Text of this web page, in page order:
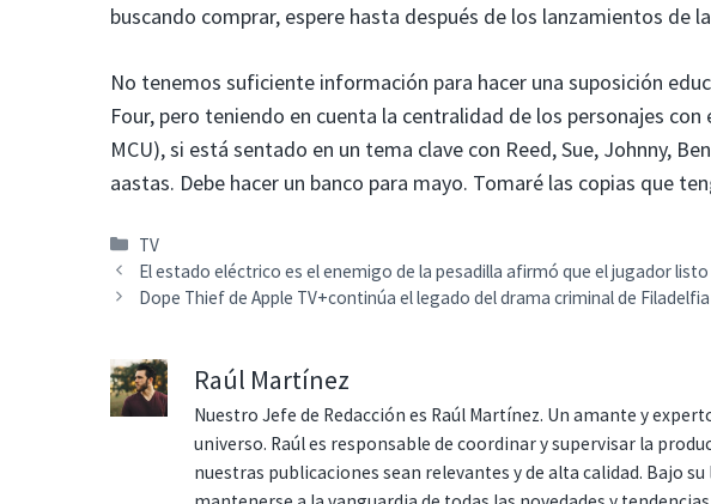
buscando comprar, espere hasta después de los lanzamientos de
No tenemos suficiente información para hacer una suposición
Four, pero teniendo en cuenta la centralidad de los personajes
MCU), si está sentado en un tema clave con Reed, Sue, Johnny,
aastas. Debe hacer un banco para mayo. Tomaré las copias que
Categorías
TV
El estado eléctrico es el enemigo de la pesadilla afirmó que el jugador
Dope Thief de Apple TV+continúa el legado del drama criminal de Filadelfia
Raúl Martínez
Nuestro Jefe de Redacción es Raúl Martínez. Un amante y
universo. Raúl es responsable de coordinar y supervisar la
nuestras publicaciones sean relevantes y de alta calidad. Bajo